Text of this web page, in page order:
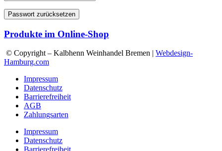
Passwort zurücksetzen
Produkte im Online-Shop
© Copyright – Kalbhenn Weinhandel Bremen | Webdesign-
Hamburg.com
Impressum
Datenschutz
Barrierefreiheit
AGB
Zahlungsarten
Impressum
Datenschutz